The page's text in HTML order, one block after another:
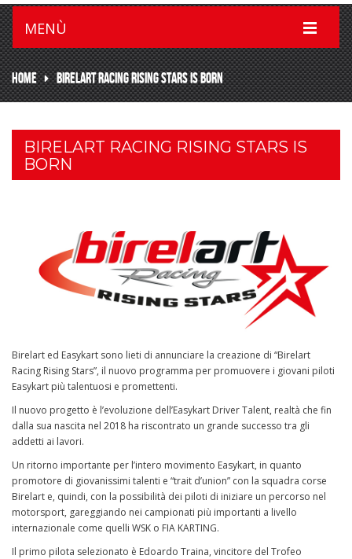
MENÙ
HOME BIRELART RACING RISING STARS IS BORN
BIRELART RACING RISING STARS IS
BORN
Birelart ed Easykart sono lieti di annunciare la creazione di “Birelart
Racing Rising Stars”, il nuovo programma per promuovere i giovani piloti
Easykart più talentuosi e promettenti.
Il nuovo progetto è l’evoluzione dell’Easykart Driver Talent, realtà che fin
dalla sua nascita nel 2018 ha riscontrato un grande successo tra gli
addetti ai lavori.
Un ritorno importante per l’intero movimento Easykart, in quanto
promotore di giovanissimi talenti e “trait d’union” con la squadra corse
Birelart e, quindi, con la possibilità dei piloti di iniziare un percorso nel
motorsport, gareggiando nei campionati più importanti a livello
internazionale come quelli WSK o FIA KARTING.
Il primo pilota selezionato è Edoardo Traina, vincitore del Trofeo